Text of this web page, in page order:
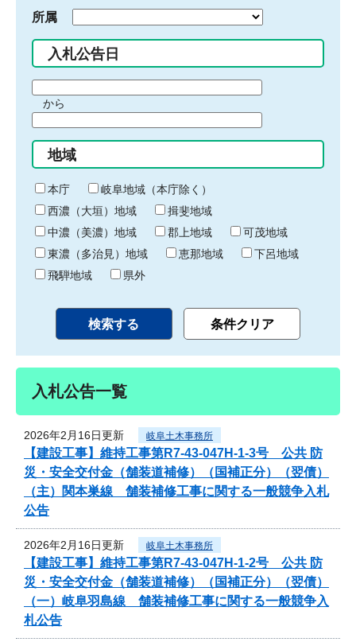
所属
入札公告日
間
始
り
から
間
終
わ
り
地域
本庁
岐阜地域（本庁除く）
西濃（大垣）地域
揖斐地域
中濃（美濃）地域
郡上地域
可茂地域
東濃（多治見）地域
恵那地域
下呂地域
飛騨地域
県外
入札公告一覧
2026年2月16日更新 岐阜土木事務所
【建設工事】維持工事第R7-43-047H-1-3号 公共 防
災・安全交付金（舗装道補修）（国補正分）（翌債）
（主）関本巣線 舗装補修工事に関する一般競争入札
公告
2026年2月16日更新 岐阜土木事務所
【建設工事】維持工事第R7-43-047H-1-2号 公共 防
災・安全交付金（舗装道補修）（国補正分）（翌債）
（一）岐阜羽島線 舗装補修工事に関する一般競争入
札公告